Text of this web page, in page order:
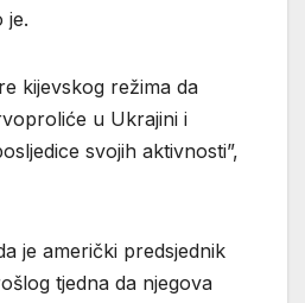
je.
kijevskog režima da
u Ukrajini i
svojih aktivnosti”,
je američki predsjednik
tjedna da njegova